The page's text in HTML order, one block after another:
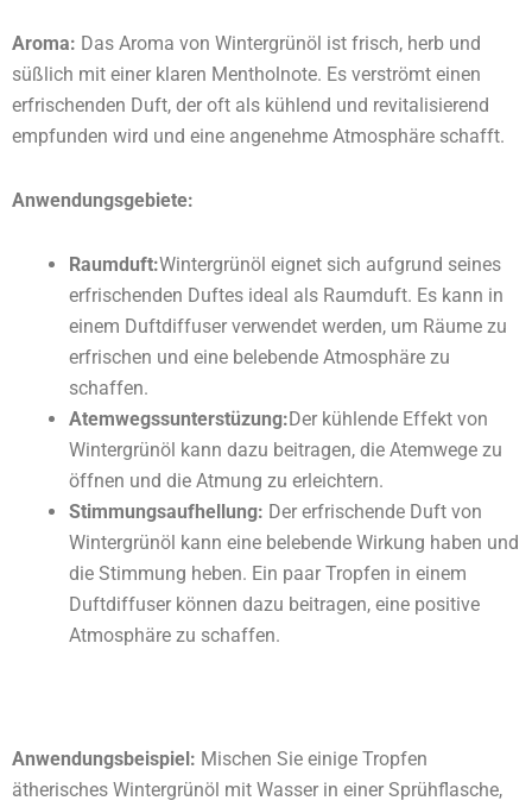
Aroma: Das Aroma von Wintergrünöl ist frisch, herb und
süßlich mit einer klaren Mentholnote. Es verströmt einen
erfrischenden Duft, der oft als kühlend und revitalisierend
empfunden wird und eine angenehme Atmosphäre schafft.
Anwendungsgebiete:
Raumduft:Wintergrünöl eignet sich aufgrund seines
erfrischenden Duftes ideal als Raumduft. Es kann in
einem Duftdiffuser verwendet werden, um Räume zu
erfrischen und eine belebende Atmosphäre zu
schaffen.
Atemwegssunterstüzung:Der kühlende Effekt von
Wintergrünöl kann dazu beitragen, die Atemwege zu
öffnen und die Atmung zu erleichtern.
Stimmungsaufhellung: Der erfrischende Duft von
Wintergrünöl kann eine belebende Wirkung haben und
die Stimmung heben. Ein paar Tropfen in einem
Duftdiffuser können dazu beitragen, eine positive
Atmosphäre zu schaffen.
Anwendungsbeispiel: Mischen Sie einige Tropfen
ätherisches Wintergrünöl mit Wasser in einer Sprühflasche,